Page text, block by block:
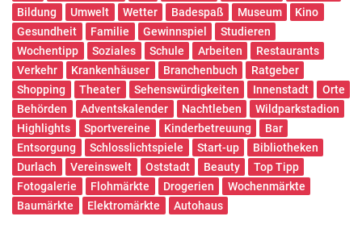
Bildung
Umwelt Wetter Badespaß Museum
Kino
Gesundheit
Familie Gewinnspiel
Studieren
Wochentipp
Soziales Schule Arbeiten
Restaurants
Verkehr
Krankenhäuser Branchenbuch
Ratgeber
Shopping
Theater Sehenswürdigkeiten Innenstadt
Orte
Behörden
Adventskalender Nachtleben
Wildparkstadion
Highlights
Sportvereine Kinderbetreuung
Bar
Entsorgung
Schlosslichtspiele Start-up
Bibliotheken
Durlach
Vereinswelt Oststadt Beauty
Top Tipp
Fotogalerie
Flohmärkte Drogerien
Wochenmärkte
Baumärkte
Elektromärkte Autohaus